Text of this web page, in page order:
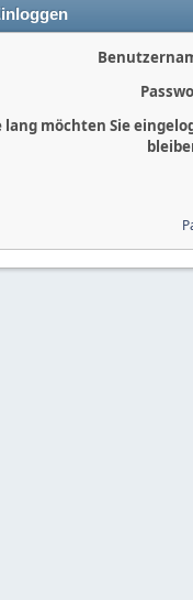
lang möchten Sie